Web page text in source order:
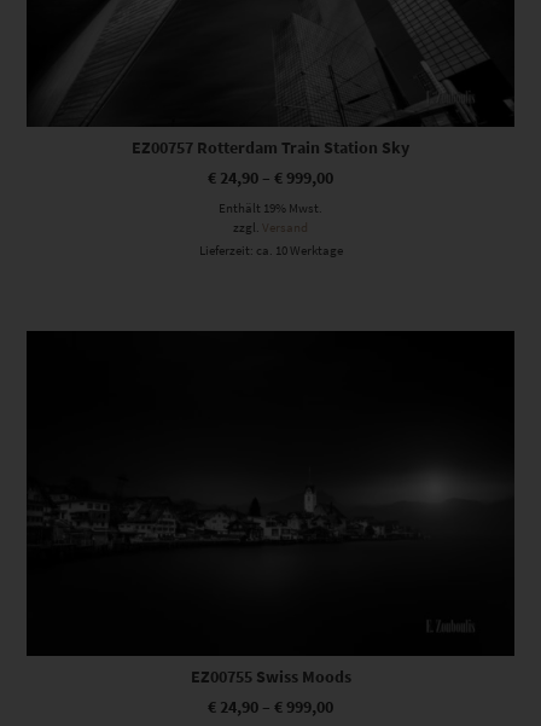
EZ00757 Rotterdam Train Station Sky
€ 24,90 – € 999,00
Enthält 19% Mwst.
zzgl. Versand
Lieferzeit: ca. 10 Werktage
Dieses Produkt weist mehrere Varianten auf. Die Optionen können auf der Produktseite gewählt werden
EZ00755 Swiss Moods
€ 24,90 – € 999,00